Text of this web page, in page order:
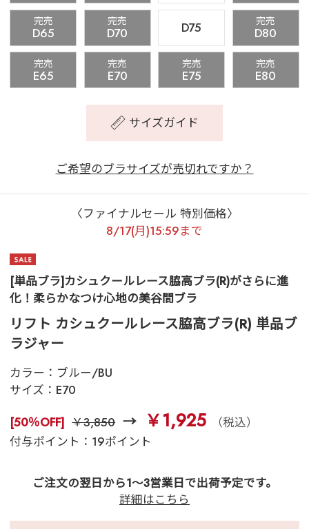
完売
D65
完売
D70 D75 完売
D80
完売
E65
完売
E70
完売
E75
完売
E80
サイズガイド
ご希望のブラサイズが売切れですか？
〈ファイナルセール 特別価格〉
8/17(月)15:59まで
[単品ブラ]カシュクールレース脇高ブラ(R)がさらに進
化！柔らかなつけ心地の美谷間ブラ
リフト カシュクールレース脇高ブラ(R) 単品ブ
ラジャー
カラー： ブルー/BU
サイズ： E70
[50％OFF] ￥3,850 ￥1,925
（税込）
付与ポイント：19ポイント
ご注文の翌日から1～3営業日で出荷予定です。
詳細はこちら